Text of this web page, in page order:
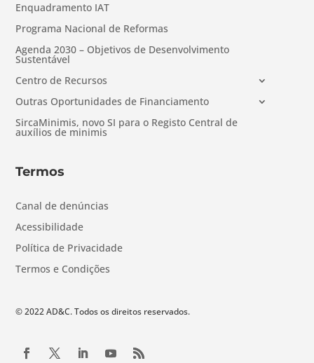
Enquadramento IAT
Programa Nacional de Reformas
Agenda 2030 – Objetivos de Desenvolvimento
Sustentável
Centro de Recursos
Outras Oportunidades de Financiamento
SircaMinimis, novo SI para o Registo Central de
auxílios de minimis
Termos
Canal de denúncias
Acessibilidade
Política de Privacidade
Termos e Condições
© 2022 AD&C. Todos os direitos reservados.